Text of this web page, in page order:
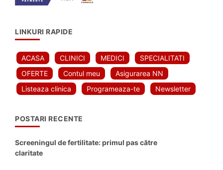
LINKURI RAPIDE
ACASA CLINICI MEDICI
SPECIALITATI
OFERTE
Contul meu
Asigurarea NN
Listeaza clinica
Programeaza-te Newsletter
POSTARI RECENTE
Screeningul de fertilitate: primul pas către
claritate